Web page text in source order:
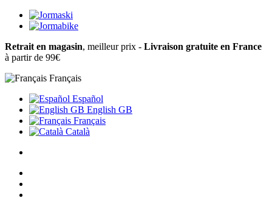
Retrait en magasin, meilleur prix - Livraison gratuite en France
à partir de 99€
Français
Español
English GB
Français
Català